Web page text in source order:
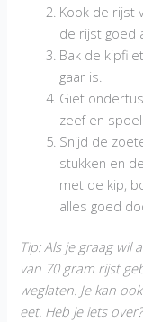
Kook de rijst
de rijst goed
Bak de
gaar is.
Giet
zeef en
Snijd de
stukken en
met de kip,
alles goed
Tip: Als je graag wil
van 70 gram rijst
weglaten. Je kan
eet. Heb je iets